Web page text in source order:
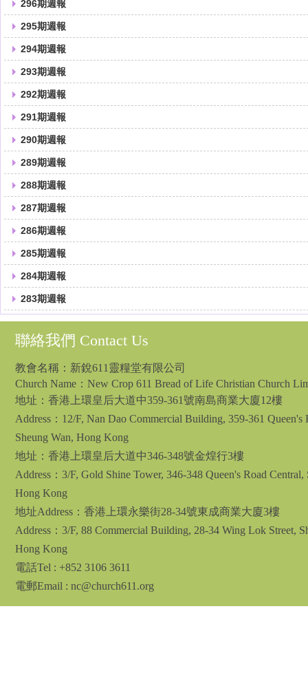
296期週報
295期週報
294期週報
293期週報
292期週報
291期週報
290期週報
289期週報
288期週報
287期週報
286期週報
285期週報
284期週報
283期週報
聯絡我們 Contact Us
教會名稱：新銳611靈糧堂有限公司
Church Name：New Crop 611 Bread of Life Christian Church
地址： 香港上環皇后大道中359-361號南島商業大廈12樓
Address：12/F, Nan Dao Commercial Building, 359-361 Queen's
Sheung Wan, Hong Kong
地址：香港上環皇后大道中346-348號金煌行3樓
Address：3/F, Gold Shine Tower, 346-348 Queen's Road Central,
Hong Kong
地址Address：香港上環永樂街28-34號東成商業大廈3樓
Address：3/F, 88 Commercial Building, 28-34 Wing Lok Street,
Hong Kong
電話Tel : +852 3106 3611
電郵Email : nc@church611.org